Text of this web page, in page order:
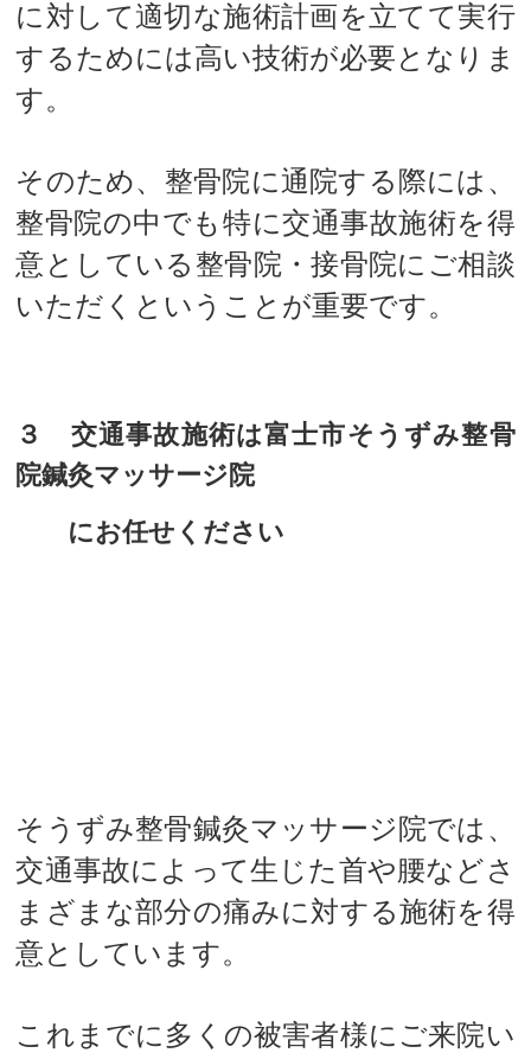
に対して適切な施術計画を立てて実行
するためには高い技術が必要となりま
す。
そのため、整骨院に通院する際には、
整骨院の中でも特に交通事故施術を得
意としている整骨院・接骨院にご相談
いただくということが重要です。
３ 交通事故施術は富士市そうずみ整骨
院鍼灸マッサージ院
にお任せください
そうずみ整骨鍼灸マッサージ院では、
交通事故によって生じた首や腰などさ
まざまな部分の痛みに対する施術を得
意としています。
これまでに多くの被害者様にご来院い